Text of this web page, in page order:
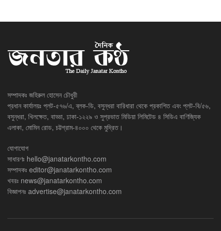
সম্পাদকঃ জহিরুল হোসেন চৌধুরী
প্রধান কার্যালয়ঃ প্লট-৫৭৬/এ, ব্লক-ডি, বসুন্ধরা বারিধারা থেকে প্রকাশিত এবং প্লট-বি/৫৬,
বসুন্ধরা, খিলক্ষেত, বাড্ডা, ঢাকা-১২২৯ ও সুপ্রভাত মিডিয়া লিমিটেড ৪ সিডিএ বাণিজ্যিক
এলাকা, মোমিন রোড, চট্টগ্রাম-৪০০০ থেকে মুদ্রিত।
যোগাযোগ
সাধারণঃ hello@janatarkontho.com
সম্পাদকঃ editor@janatarkontho.com
খবরঃ news@janatarkontho.com
বিজ্ঞাপনঃ advertise@janatarkontho.com